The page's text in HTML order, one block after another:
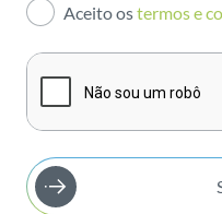
Publicações
Aceito ostermos e